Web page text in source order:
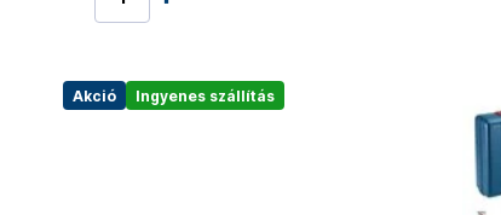
Akció Ingyenes szállítás